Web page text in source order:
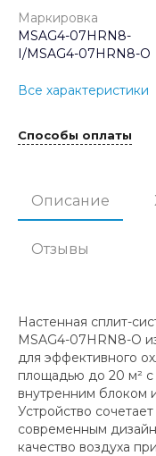
Маркировка
MSAG4-07HRN8-
I/MSAG4-07HRN8-O
Все характеристики
Способы оплаты
Описание
Отзывы
Настенная сплит-
MSAG4-07HRN8-O
для эффективного
площадью до 20 м²
внутренним блоком
Устройство
современным
качество воздуха